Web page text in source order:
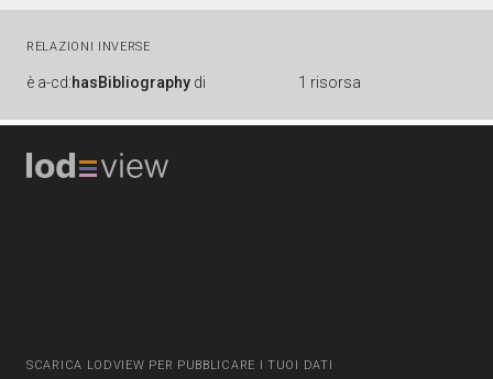
RELAZIONI INVERSE
è a-cd:hasBibliography di 1 risorsa
SCARICA LODVIEW PER PUBBLICARE I TUOI DATI